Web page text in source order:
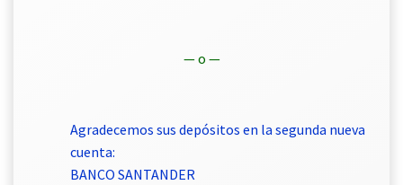
— o —
Agradecemos sus depósitos en la segunda nueva
cuenta:
BANCO SANTANDER